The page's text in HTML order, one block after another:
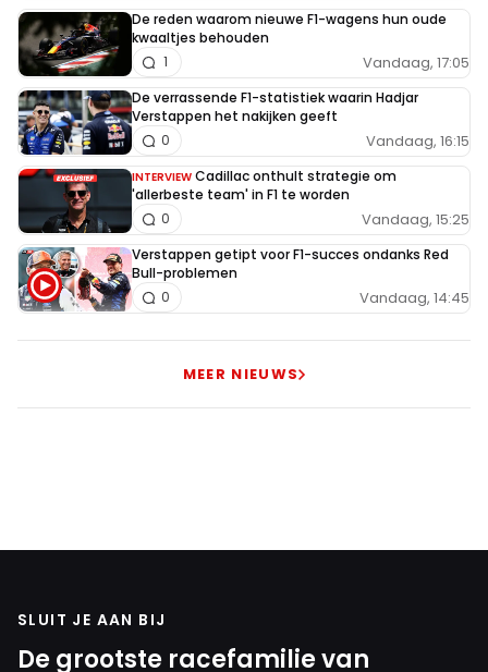
De reden waarom nieuwe F1-wagens hun oude
kwaaltjes behouden
Vandaag, 17:05
1
De verrassende F1-statistiek waarin Hadjar
Verstappen het nakijken geeft
Vandaag, 16:15
0
INTERVIEW Cadillac onthult strategie om
'allerbeste team' in F1 te worden
Vandaag, 15:25
0
Verstappen getipt voor F1-succes ondanks Red
Bull-problemen
Vandaag, 14:45
0
MEER NIEUWS
SLUIT JE AAN BIJ
De grootste racefamilie van